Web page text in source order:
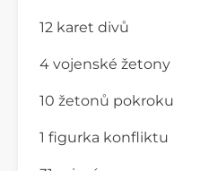
12 karet divů
4 vojenské žetony
10 žetonů pokroku
1 figurka konfliktu